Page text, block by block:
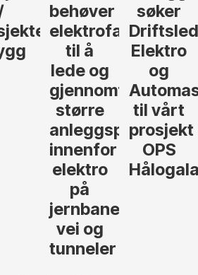
å
søker
Driftsleder
Elektro
og
Automasjon
til vårt
prosjekt
OPS
- Asker